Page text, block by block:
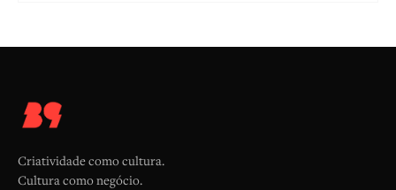
Criatividade como cultura.
Cultura como negócio.